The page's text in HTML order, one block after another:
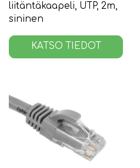
liitäntäkaapeli, UTP, 2m,
sininen
KATSO TIEDOT